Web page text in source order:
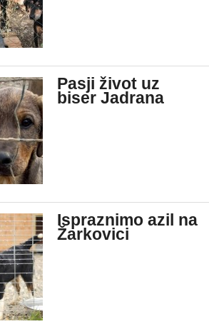
Pasji život uz
biser Jadrana
Ispraznimo azil na
Žarkovici